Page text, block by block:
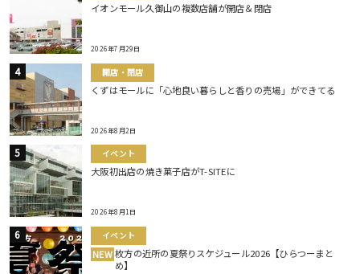
イオンモール久御山の複数店舗が開店＆閉店
2026年7月29日
開店・閉店
くずはモールに「心地良い暮らしと香りの売場」ができてる
2026年8月2日
イベント
大阪初出店の焼き菓子店がT-SITEに
2026年8月1日
イベント
NEW 枚方の近所の夏祭りスケジュール2026【ひらつーまと
め】